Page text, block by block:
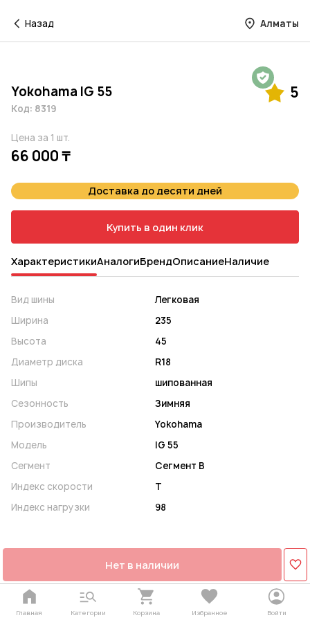
Назад Алматы
Yokohama IG 55 5
Код: 8319
Цена за 1 шт.
66 000 ₸
Доставка до десяти дней
Купить в один клик
ХарактеристикиАналогиБрендОписаниеНаличие
Вид шины
Легковая
Ширина
235
Высота
45
Диаметр диска
R18
Шипы
шипованная
Сезонность
Зимняя
Производитель
Yokohama
Модель
IG 55
Сегмент
Сегмент B
Индекс скорости
T
Индекс нагрузки
98
Нет в наличии
Главная Категории Корзина Избранное Войти